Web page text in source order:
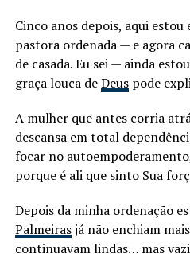
Cinco anos depois, aqui
pastora ordenada — e agora
de casada. Eu sei — ainda
graça louca deDeuspode
A mulher que antes corria
descansa em total
focar no
porque é ali que sinto Sua
Depois da minha ordenação
Palmeirasjá não enchiam
continuavam lindas… mas